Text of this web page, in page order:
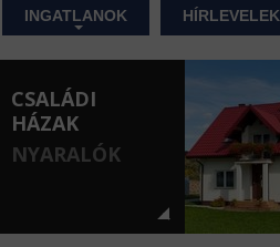
INGATLANOK HÍRLEVELEK
CSALÁDI
HÁZAK
NYARALÓK